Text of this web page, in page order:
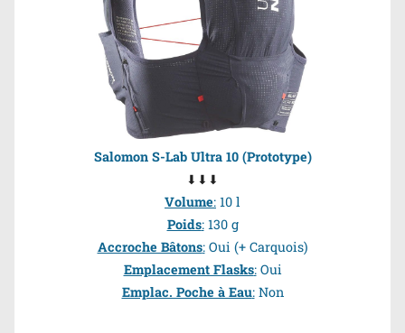
Salomon S-Lab Ultra 10 (Prototype)
⬇⬇⬇
Volume: 10 l
Poids:130 g
Accroche Bâtons:Oui (+ Carquois)
Emplacement Flasks:Oui
Emplac. Poche à Eau:Non